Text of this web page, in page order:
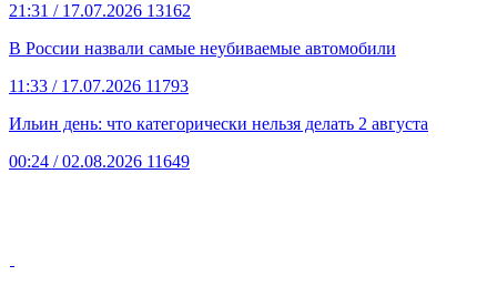
21:31 / 17.07.2026 13162
В России назвали самые неубиваемые автомобили
11:33 / 17.07.2026 11793
Ильин день: что категорически нельзя делать 2 августа
00:24 / 02.08.2026 11649